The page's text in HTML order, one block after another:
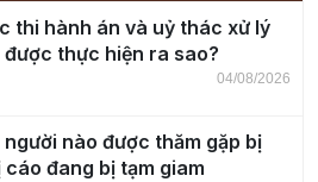
thi hành án và uỷ thác xử lý
được thực hiện ra sao?
04/08/2026
người nào được thăm gặp bị
cáo đang bị tạm giam